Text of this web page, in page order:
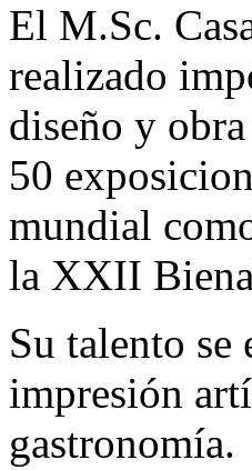
El M.Sc.
realizado
diseño y
50
mundial
la XXII
Su talento se
impresión
gastronomía.